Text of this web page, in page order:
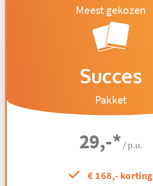
Succes
Pakket
29,-* / p.u.
€ 168,- korting